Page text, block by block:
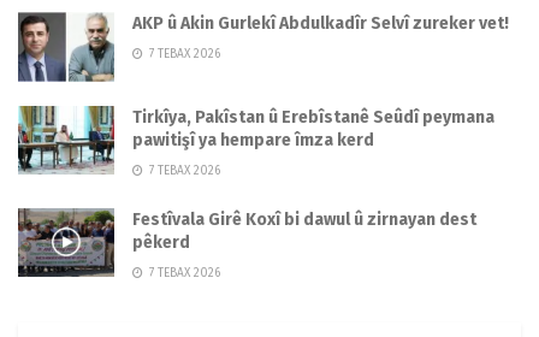
AKP û Akin Gurlekî Abdulkadîr Selvî zureker vet!
7 TEBAX 2026
Tirkîya, Pakîstan û Erebîstanê Seûdî peymana
pawitişî ya hempare îmza kerd
7 TEBAX 2026
Festîvala Girê Koxî bi dawul û zirnayan dest
pêkerd
7 TEBAX 2026